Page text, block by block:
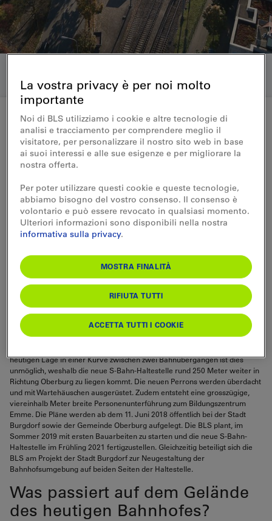
Comunicati stampa 07.06.2018
BLS macht vorwärts mit neuem
Bahnhof Burgdorf Steinhof
Die BLS baut einen neuen Bahnhof
Burgdorf Steinhof und investiert dafür rund
werden ab dem 11. Juni 2018 öffentlich
aufgelegt.
Der Bahnhof Steinhof in Burgdorf entspricht nicht mehr den heutigen
Anforderungen. Die BLS investiert deshalb rund 20 Millionen Franken in
eine neue Haltestelle mit zwei hindernisfreien Perrons. Damit längere
Züge halten und die Bahnkunden ebenerdig ein- und aussteigen können,
heutigen Lage in einer Kurve zwischen zwei Bahnübergängen ist dies
unmöglich, weshalb die neue S-Bahn-Haltestelle rund 250 Meter weiter in
Richtung Oberburg zu liegen kommt. Die neuen Perrons werden überdacht
und mit Wartehäuschen ausgerüstet. Zudem entsteht eine grosszügige,
viereinhalb Meter breite Personenunterführung zum Bildungszentrum
Emme. Die Pläne werden ab dem 11. Juni 2018 öffentlich bei der Stadt
Burgdorf sowie der Gemeinde Oberburg aufgelegt. Die BLS plant, im
Sommer 2019 mit ersten Bauarbeiten zu starten und die neue S-Bahn-
Haltestelle im Frühling 2021 fertigzustellen. Gleichzeitig beteiligt sich die
BLS am Projekt der Stadt Burgdorf zur Neugestaltung der
Bahnhofsumgebung auf beiden Seiten der Haltestelle.
Was passiert auf dem Gelände
des heutigen Bahnhofes?
La vostra privacy è per noi molto
importante
Noi di BLS utilizziamo i cookie e altre tecnologie di
analisi e tracciamento per comprendere meglio il
visitatore, per personalizzare il nostro sito web in base
ai suoi interessi e alle sue esigenze e per migliorare la
nostra offerta.
Per poter utilizzare questi cookie e queste tecnologie,
abbiamo bisogno del vostro consenso. Il consenso è
volontario e può essere revocato in qualsiasi momento.
Ulteriori informazioni sono disponibili nella nostra
informativa sulla privacy.
MOSTRA FINALITÀ
RIFIUTA TUTTI
ACCETTA TUTTI I COOKIE